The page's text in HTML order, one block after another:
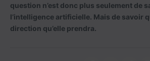
question n’est donc plus seulement de
l’intelligence artificielle. Mais de savoir
direction qu’elle prendra.